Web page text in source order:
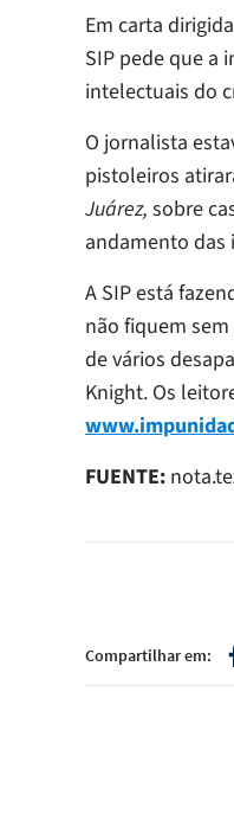
Em carta
SIP pede que a
intelectuais do
O jornalista
pistoleiros
Juárez, sobre
andamento das
A SIP está
não fiquem
de vários
Knight. Os
FUENTE:
Compartilhar em: